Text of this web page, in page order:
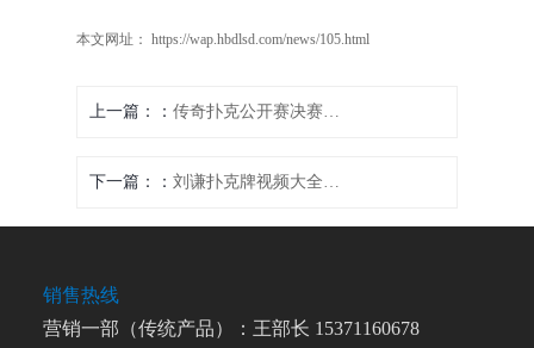
本文网址： https://wap.hbdlsd.com/news/105.html
上一篇： 传奇扑克公开赛决赛时间传奇扑克公开赛决赛时间是多少
下一篇： 刘谦扑克牌视频大全下载(刘谦的扑克牌魔术揭秘)
销售热线
营销一部（传统产品）：王部长 15371160678